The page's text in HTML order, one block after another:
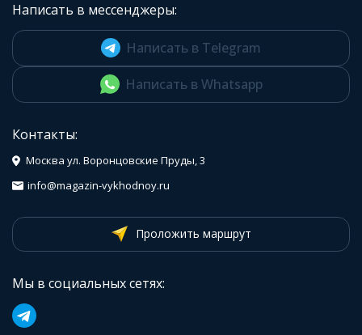
Написать в мессенджеры:
Написать в Telegram
Написать в Whatsapp
Контакты:
Москва ул. Воронцовские Пруды, 3
info@magazin-vykhodnoy.ru
Проложить маршрут
Мы в социальных сетях: